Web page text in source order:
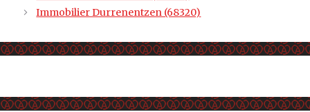
Immobilier Durrenentzen (68320)